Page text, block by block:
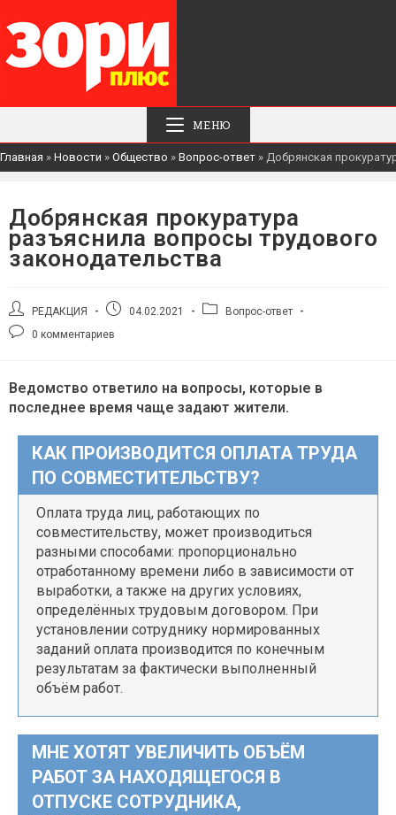
МЕНЮ
Главная » Новости » Общество » Вопрос-ответ » Добрянская
Добрянская прокуратура
разъяснила вопросы трудового
законодательства
Автор
записи:
РЕДАКЦИЯ
Запись04.02.2021
РубрикаВопрос-ответ
Комментарии
0 комментариев
Ведомство ответило на вопросы, которые в
последнее время чаще задают жители.
КАК ПРОИЗВОДИТСЯ ОПЛАТА ТРУДА
ПО СОВМЕСТИТЕЛЬСТВУ?
Оплата труда лиц, работающих по
совместительству, может производиться
разными способами: пропорционально
отработанному времени либо в зависимости от
выработки, а также на других условиях,
определённых трудовым договором. При
установлении сотруднику нормированных
заданий оплата производится по конечным
результатам за фактически выполненный
объём работ.
МНЕ ХОТЯТ УВЕЛИЧИТЬ ОБЪЁМ
РАБОТ ЗА НАХОДЯЩЕГОСЯ В
ОТПУСКЕ СОТРУДНИКА,